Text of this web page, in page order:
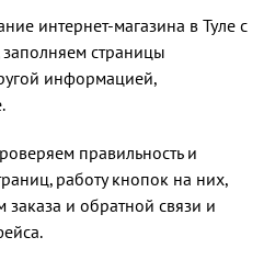
интернет-магазина в Туле с
страницы
информацией,
правильность и
работу кнопок на них,
и обратной связи и